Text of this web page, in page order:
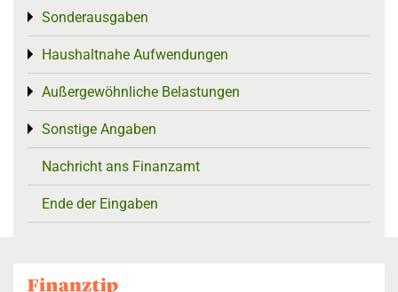
Sonderausgaben
Toggle menu
Haushaltnahe Aufwendungen
Toggle menu
Außergewöhnliche Belastungen
Toggle menu
Sonstige Angaben
Toggle menu
Nachricht ans Finanzamt
Ende der Eingaben